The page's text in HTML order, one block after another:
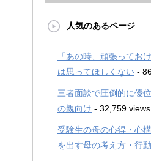
人気のあるページ
「あの時、頑張ってお
は思ってほしくない -
三者面談で圧倒的に優
の親向け - 32,759 views
受験生の母の心得・心
を出す母の考え方・行